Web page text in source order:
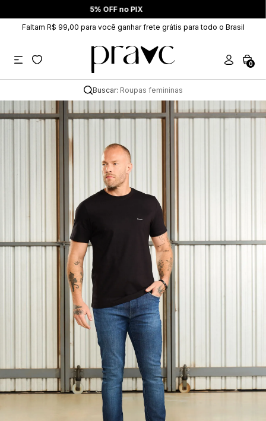
Até 6x sem juros
Faltam R$ 99,00 para você ganhar frete grátis para todo o Brasil
0
Buscar: Roupas femininas